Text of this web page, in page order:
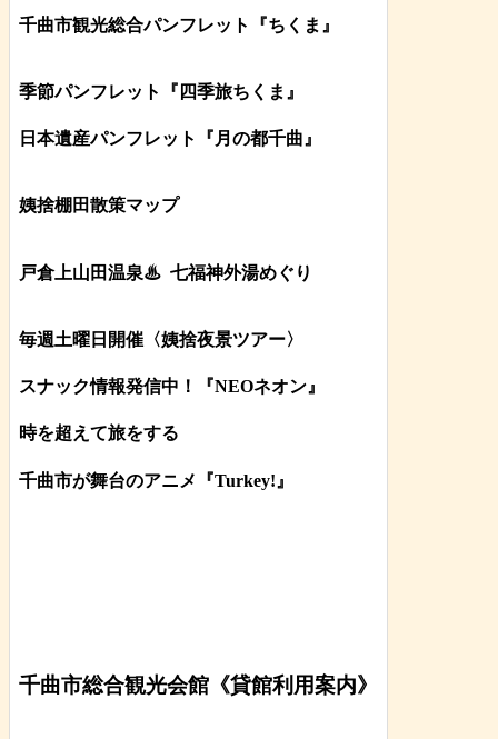
千曲市観光総合パンフレット 『ちくま 』
季節パンフレット『四季旅ちくま』
日本遺産パンフレット 『月の都千曲 』
姨捨棚田散策マップ
戸倉上山田温泉♨ 七福神外湯めぐり
毎週土曜日開催〈姨捨夜景ツアー〉
スナック情報発信中！『NEOネオン』
時を超えて旅をする
千曲市が舞台のアニメ『Turkey!』
千曲市総合観光会館《貸館利用案内》